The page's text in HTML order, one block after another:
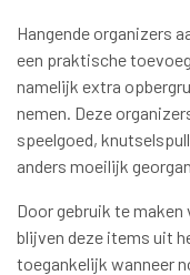
Hangende organizers
een praktische
namelijk extra
nemen. Deze
speelgoed,
anders moeilijk
Door gebruik te maken
blijven deze items uit
toegankelijk wanneer